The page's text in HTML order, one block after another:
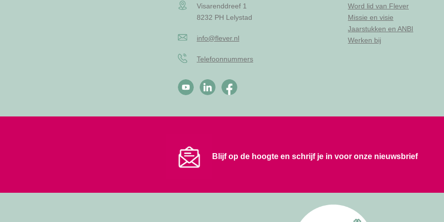
Visarenddreef 1
8232 PH Lelystad
info@flever.nl
Telefoonnummers
Word lid van Flever
Missie en visie
Jaarstukken en ANBI
Werken bij
Blijf op de hoogte en schrijf je in voor onze nieuwsbrief